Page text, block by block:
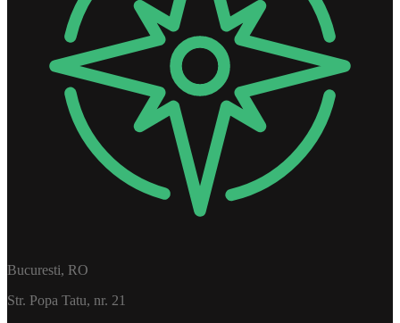
Bucuresti, RO
Str. Popa Tatu, nr. 21